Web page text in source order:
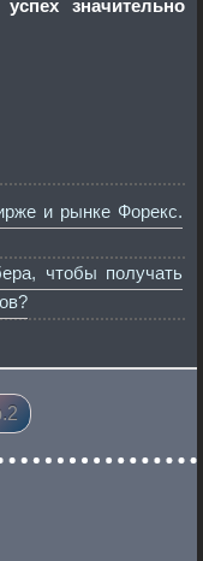
значительно
и рынке Форекс.
чтобы получать